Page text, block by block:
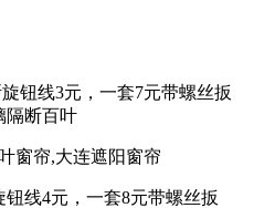
钮线3元，一套7元带螺丝扳
隔断百叶
线4元，一套8元带螺丝扳